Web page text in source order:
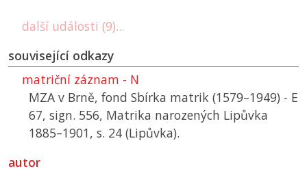
další události (9)...
související odkazy
matriční záznam - N
MZA v Brně, fond Sbírka matrik (1579–1949) - E
67, sign. 556, Matrika narozených Lipůvka
1885–1901, s. 24 (Lipůvka).
autor